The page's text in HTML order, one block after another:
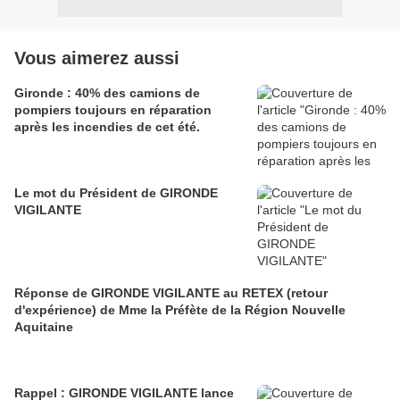
Vous aimerez aussi
Gironde : 40% des camions de
pompiers toujours en réparation
après les incendies de cet été.
Le mot du Président de GIRONDE
VIGILANTE
Réponse de GIRONDE VIGILANTE au RETEX (retour
d'expérience) de Mme la Préfète de la Région Nouvelle
Aquitaine
Rappel : GIRONDE VIGILANTE lance